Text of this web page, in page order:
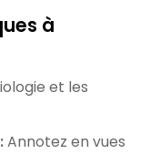
à
et les
Annotez en vues